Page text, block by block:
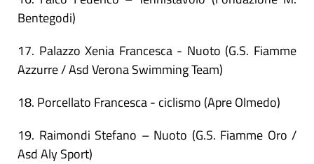
Bentegodi)
17. Palazzo Xenia Francesca - Nuoto (G.S. Fiamme
Azzurre / Asd Verona Swimming Team)
18. Porcellato Francesca - ciclismo (Apre Olmedo)
19. Raimondi Stefano – Nuoto (G.S. Fiamme Oro /
Asd Aly Sport)